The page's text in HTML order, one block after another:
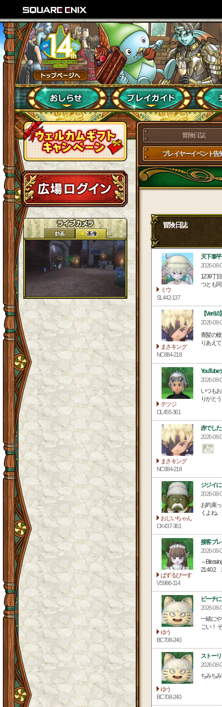
冒険日誌
プレイヤーイベント告
冒険日誌
ミウ
SL442-137
天下泰
2026-08-
1239丁
つとも同
まさキング
NC884-218
【
2026-
青髪の
りあえ
テツジ
OL455-361
2026-08-
いつも
りがと
まさキング
NC884-218
赤でした
2026-
おじいちゃん
CK437-361
ジジイ
2026-
お約束
くよね
ぱずるぴーす
VS986-114
接客プ
2026-
～
21:40 2
ゆう
BC708-240
ビーチ
2026-
一緒に
ごい！
ゆう
BC708-240
ストー
2026-
ちみち